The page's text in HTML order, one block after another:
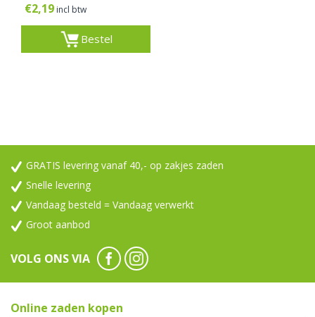
€2,19 incl btw
Bestel
GRATIS levering vanaf 40,- op zakjes zaden
Snelle levering
Vandaag besteld = Vandaag verwerkt
Groot aanbod
VOLG ONS VIA
Online zaden kopen